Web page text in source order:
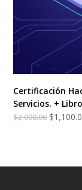
Certificación
Servicios. + Libro
$2,000.00 $